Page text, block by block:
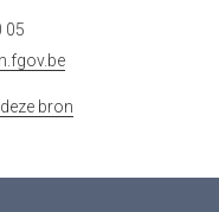
05
bron